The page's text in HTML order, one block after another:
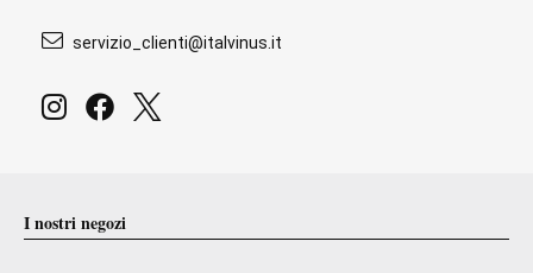
servizio_clienti@italvinus.it
I nostri negozi